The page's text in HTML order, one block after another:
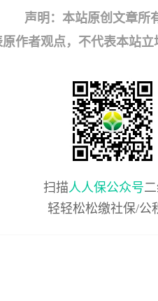
声明：本站原创文章所
原作者观点，不代表本站
扫描人人保公众号
轻轻松松缴社保/公